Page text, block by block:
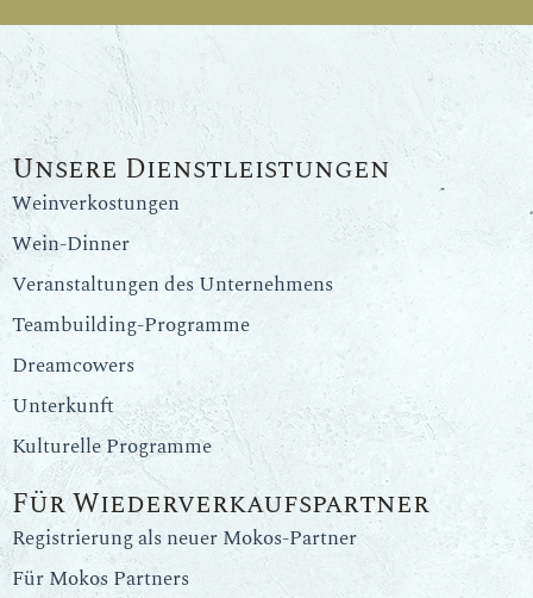
Unsere Dienstleistungen
Weinverkostungen
Wein-Dinner
Veranstaltungen des Unternehmens
Teambuilding-Programme
Dreamcowers
Unterkunft
Kulturelle Programme
Für Wiederverkaufspartner
Registrierung als neuer Mokos-Partner
Für Mokos Partners